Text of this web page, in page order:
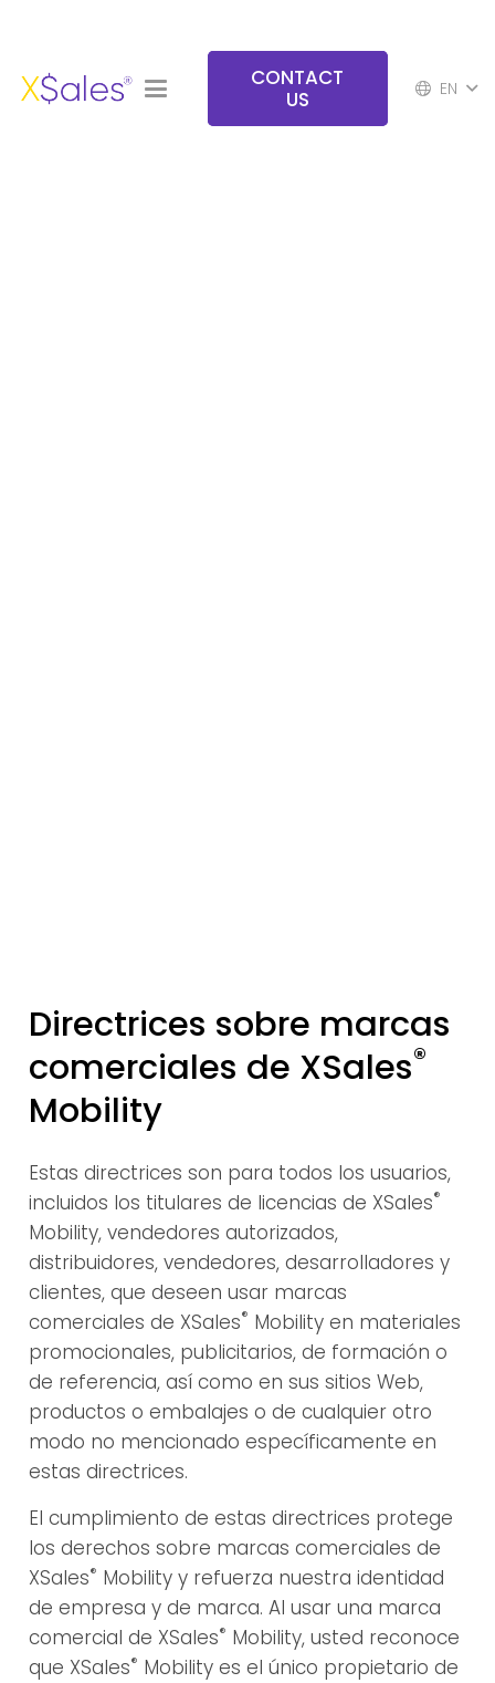
CONTACT
US
EN
Directrices sobre marcas
comerciales de XSales®
Mobility
Estas directrices son para todos los usuarios,
incluidos los titulares de licencias de XSales®
Mobility, vendedores autorizados,
distribuidores, vendedores, desarrolladores y
clientes, que deseen usar marcas
comerciales de XSales® Mobility en materiales
promocionales, publicitarios, de formación o
de referencia, así como en sus sitios Web,
productos o embalajes o de cualquier otro
modo no mencionado específicamente en
estas directrices.
El cumplimiento de estas directrices protege
los derechos sobre marcas comerciales de
XSales® Mobility y refuerza nuestra identidad
de empresa y de marca. Al usar una marca
comercial de XSales® Mobility, usted reconoce
que XSales® Mobility es el único propietario de